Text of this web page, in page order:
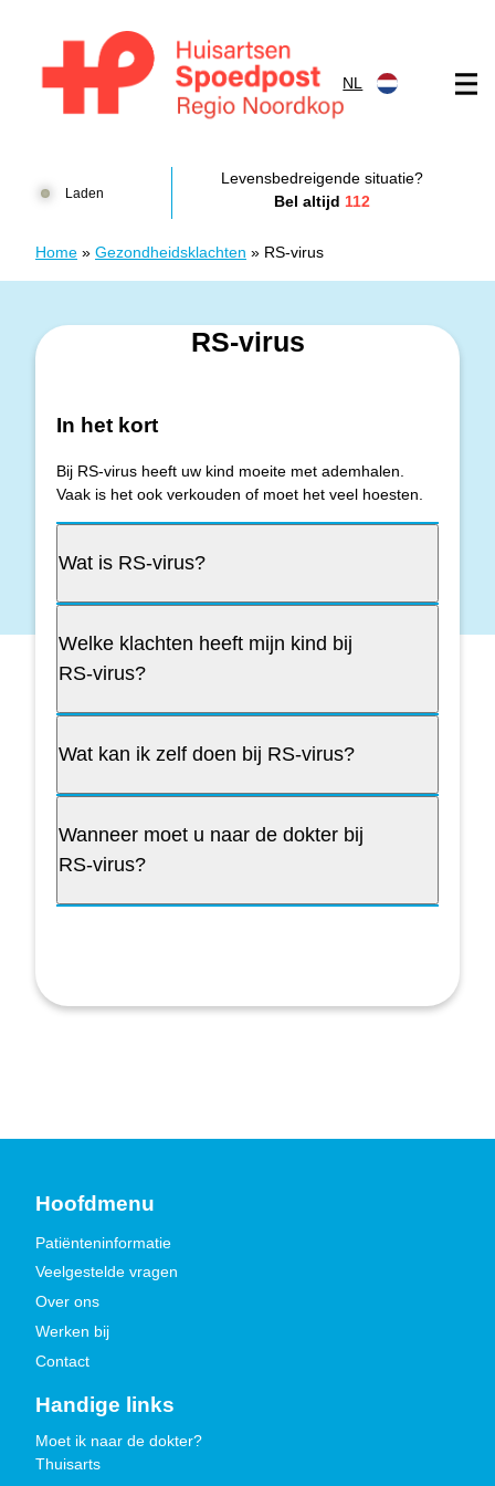
NL
Laden
Levensbedreigende situatie?
Bel altijd 112
Home » Gezondheidsklachten » RS-virus
RS-virus
In het kort
Bij RS-virus heeft uw kind moeite met ademhalen.
Vaak is het ook verkouden of moet het veel hoesten.
Wat is RS-virus?
Welke klachten heeft mijn kind bij
RS-virus?
Wat kan ik zelf doen bij RS-virus?
Wanneer moet u naar de dokter bij
RS-virus?
Hoofdmenu
Patiënteninformatie
Veelgestelde vragen
Over ons
Werken bij
Contact
Handige links
Moet ik naar de dokter?
Thuisarts